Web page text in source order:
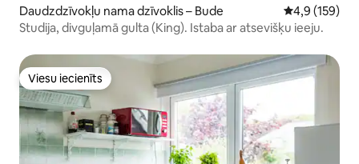
Daudzdzīvokļu nama dzīvoklis – Bude Vidējais
4,9 (159)
Studija, divguļamā gulta (King). Istaba ar atsevišķu ieeju.
Viesu iecienīts
Viesu iecienīts